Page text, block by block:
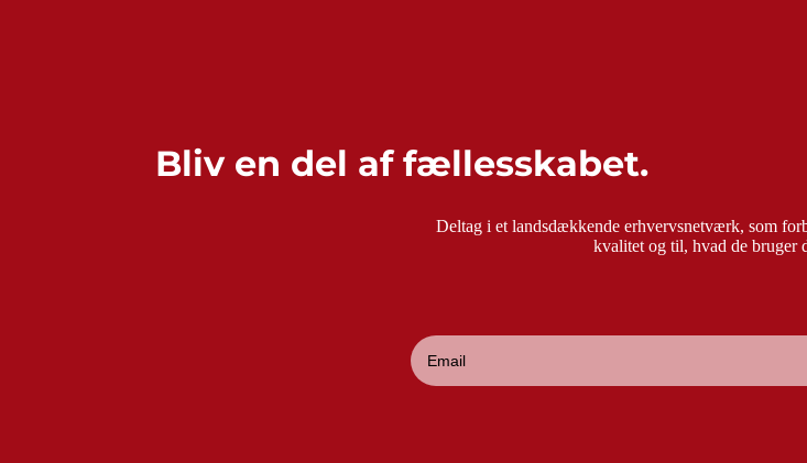
Bliv en del af fællesskabet.
Deltag i et landsdækkende erhvervsnetværk, som
kvalitet og til, hvad de bruger